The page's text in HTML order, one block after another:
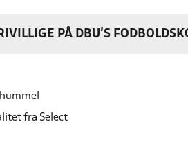
PÅ DBU'S
fra Select